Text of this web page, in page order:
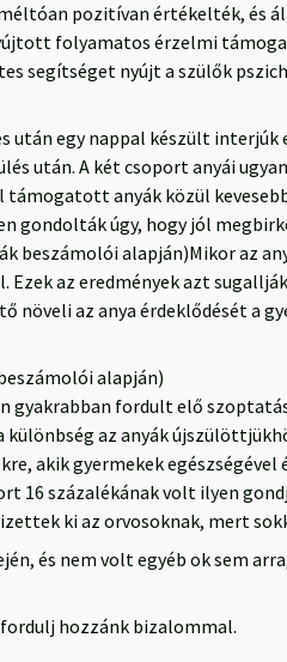
pozitívan értékelték,
folyamatos érzelmi
segítséget nyújt a szülők
után egy nappal készült
után. A két csoport anyái
anyák közül
gondolták úgy, hogy jól
beszámolói alapján)Mikor az
az eredmények azt
az anya érdeklődését a
alapján)
gyakrabban fordult elő
az anyák
akik gyermekek
százalékának volt ilyen
ki az orvosoknak, mert
és nem volt egyéb ok sem
hozzánk bizalommal.